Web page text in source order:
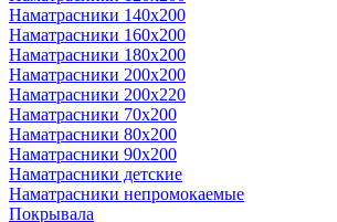
Наматрасники 140х200
Наматрасники 160х200
Наматрасники 180х200
Наматрасники 200х200
Наматрасники 200х220
Наматрасники 70х200
Наматрасники 80х200
Наматрасники 90х200
Наматрасники детские
Наматрасники непромокаемые
Покрывала